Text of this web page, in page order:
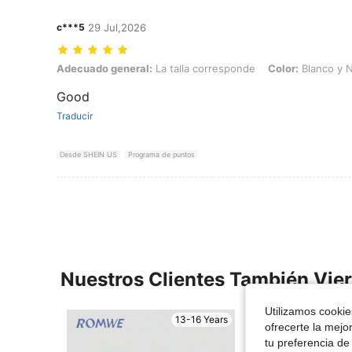
c***5 29 Jul,2026
Adecuado general: La talla corresponde, Color: Blanco y Negro,
Adecuado general: La talla corresponde Color: Blanco y
Good
Traducir
Desde SHEIN US Programa de puntos
Nuestros Clientes También
13-16 Years
Utilizamos
ofrecerte la
tu preferencia